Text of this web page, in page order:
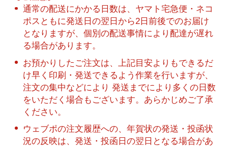
通常の配送にかかる日数は、ヤマト宅急便・ネコ
ポスともに発送日の翌日から2日前後でのお届け
となりますが、個別の配送事情により配達が遅れ
る場合があります。
お預かりしたご注文は、上記目安よりもできるだ
け早く印刷・発送できるよう作業を行いますが、
注文の集中などにより 発送までにより多くの日数
をいただく場合もございます。あらかじめご了承
ください。
ウェブポの注文履歴への、年賀状の発送・投函状
況の反映は、発送・投函日の翌日となる場合があ